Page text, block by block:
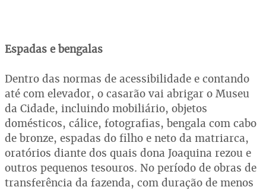
Espadas e bengalas
Dentro das normas de acessibilidade e contando
até com elevador, o casarão vai abrigar o Museu
da Cidade, incluindo mobiliário, objetos
domésticos, cálice, fotografias, bengala com cabo
de bronze, espadas do filho e neto da matriarca,
oratórios diante dos quais dona Joaquina rezou e
outros pequenos tesouros. No período de obras de
transferência da fazenda, com duração de menos